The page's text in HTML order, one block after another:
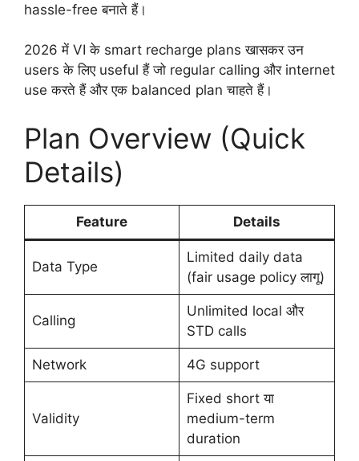
hassle-free बनाते हैं।
2026 में VI के smart recharge plans खासकर उन
users के लिए useful हैं जो regular calling और internet
use करते हैं और एक balanced plan चाहते हैं।
Plan Overview (Quick
Details)
Feature Details
Data Type
Limited daily data
(fair usage policy लागू)
Calling
Unlimited local और
STD calls
Network 4G support
Validity
Fixed short या
medium-term
duration